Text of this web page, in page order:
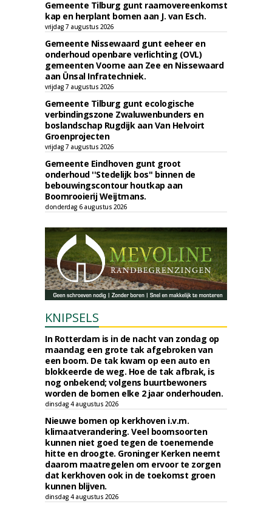
Gemeente Tilburg gunt raamovereenkomst
kap en herplant bomen aan J. van Esch.
vrijdag 7 augustus 2026
Gemeente Nissewaard gunt eeheer en
onderhoud openbare verlichting (OVL)
gemeenten Voorne aan Zee en Nissewaard
aan Ünsal Infratechniek.
vrijdag 7 augustus 2026
Gemeente Tilburg gunt ecologische
verbindingszone Zwaluwenbunders en
boslandschap Rugdijk aan Van Helvoirt
Groenprojecten
vrijdag 7 augustus 2026
Gemeente Eindhoven gunt groot
onderhoud ''Stedelijk bos'' binnen de
bebouwingscontour houtkap aan
Boomrooierij Weijtmans.
donderdag 6 augustus 2026
KNIPSELS
In Rotterdam is in de nacht van zondag op
maandag een grote tak afgebroken van
een boom. De tak kwam op een auto en
blokkeerde de weg. Hoe de tak afbrak, is
nog onbekend; volgens buurtbewoners
worden de bomen elke 2 jaar onderhouden.
dinsdag 4 augustus 2026
Nieuwe bomen op kerkhoven i.v.m.
klimaatverandering. Veel boomsoorten
kunnen niet goed tegen de toenemende
hitte en droogte. Groninger Kerken neemt
daarom maatregelen om ervoor te zorgen
dat kerkhoven ook in de toekomst groen
kunnen blijven.
dinsdag 4 augustus 2026